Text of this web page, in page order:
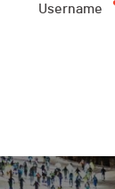
Username